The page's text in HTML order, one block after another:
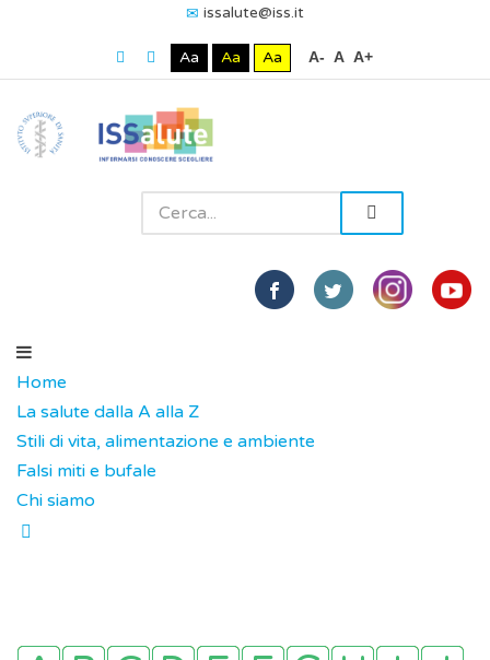
issalute@iss.it
Aa Aa Aa A- A A+
Home
La salute dalla A alla Z
Stili di vita, alimentazione e ambiente
Falsi miti e bufale
Chi siamo